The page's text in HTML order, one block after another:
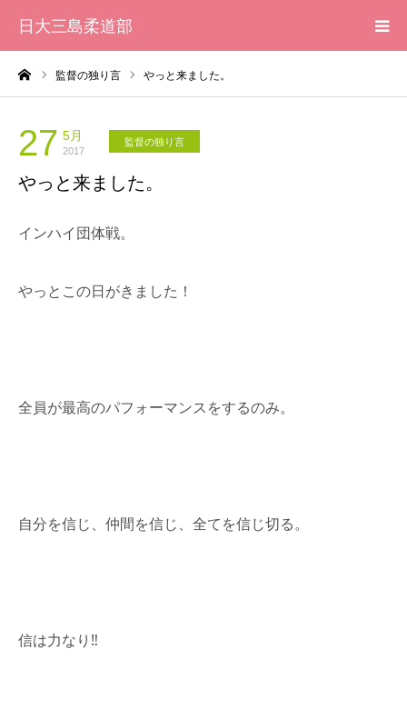
日大三島柔道部
監督の独り言 やっと来ました。
27 5月
2017
監督の独り言
やっと来ました。
インハイ団体戦。
やっとこの日がきました！
全員が最高のパフォーマンスをするのみ。
自分を信じ、仲間を信じ、全てを信じ切る。
信は力なり‼︎
HOME
柔道部 紹介
ブログ
大会記録
写真集